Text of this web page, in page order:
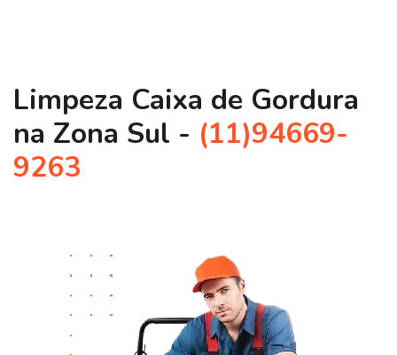
Limpeza Caixa de Gordura
na Zona Sul - (11)94669-
9263